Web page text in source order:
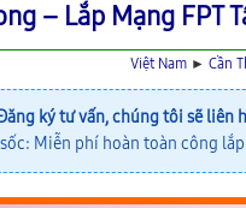
– Lắp Mạng
Việt Nam ►Cần
ký tư vấn, chúng tôi sẽ liên
Miễn phí hoàn toàn công